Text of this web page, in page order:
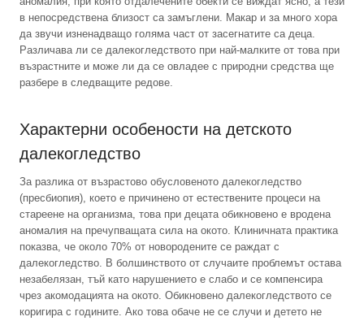
в непосредствена близост са замъглени. Макар и за много хора
да звучи изненадващо голяма част от засегнатите са деца.
Различава ли се далекогледството при най-малките от това при
възрастните и може ли да се овладее с природни средства ще
разбере в следващите редове.
Характерни особености на детското
далекогледство
За разлика от възрастово обусловеното далекогледство
(пресбиопия), което е причинено от естествените процеси на
стареене на организма, това при децата обикновено е вродена
аномалия на пречупващата сила на окото. Клиничната практика
показва, че около 70% от новородените се раждат с
далекогледство. В болшинството от случаите проблемът остава
незабелязан, тъй като нарушението е слабо и се компенсира
чрез акомодацията на окото. Обикновено далекогледството се
коригира с годините. Ако това обаче не се случи и детето не